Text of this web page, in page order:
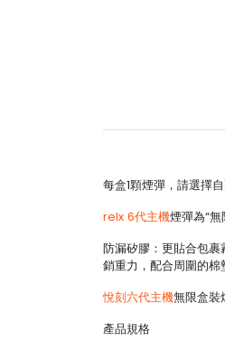
每盒1顆煙彈，請選擇
relx 6代主機煙彈為“
防漏矽膠：更貼合包
銷重力，配合周圍的棉
悅刻六代主機無限盒裝
產品規格